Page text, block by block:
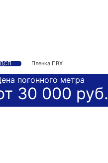
Пленка ПВХ
погонного метра
30 000 руб.